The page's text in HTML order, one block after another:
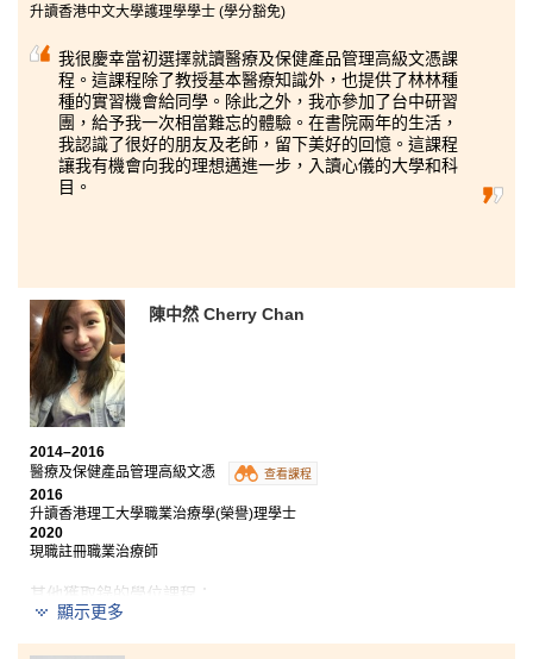
升讀香港中文大學護理學學士 (學分豁免)
我很慶幸當初選擇就讀醫療及保健產品管理高級文憑課
程。這課程除了教授基本醫療知識外，也提供了林林種
種的實習機會給同學。除此之外，我亦參加了台中研習
團，給予我一次相當難忘的體驗。在書院兩年的生活，
我認識了很好的朋友及老師，留下美好的回憶。這課程
讓我有機會向我的理想邁進一步，入讀心儀的大學和科
目。
陳中然 Cherry Chan
2014–2016
醫療及保健產品管理高級文憑
查看課程
2016
升讀香港理工大學職業治療學(榮譽)理學士
2020
現職註冊職業治療師
其他獲取錄的學位課程：
顯示更多